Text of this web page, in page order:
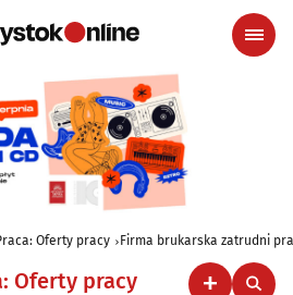
Oferty pracy Firma brukarska zatrudni
Oferty pracy